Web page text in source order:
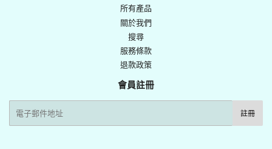
所有產品
關於我們
搜尋
服務條款
退款政策
會員註冊
電
註冊